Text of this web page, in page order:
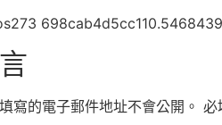
寫的電子郵件地址不會公開。 必